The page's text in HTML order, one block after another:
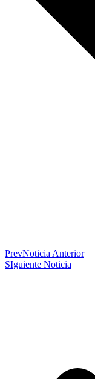
PrevNoticia Anterior
SIguiente Noticia